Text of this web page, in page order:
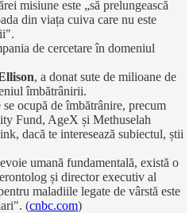
misiune este „să prelungească
din viața cuiva care nu este
de cercetare în domeniul
, a donat sute de milioane de
îmbătrânirii.
ocupă de îmbătrânire, precum
Fund, AgeX și Methuselah
dacă te interesează subiectul, știi
umană fundamentală, există o
și director executiv al
maladiile legate de vârstă este
(cnbc.com)